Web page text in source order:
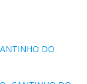
DO